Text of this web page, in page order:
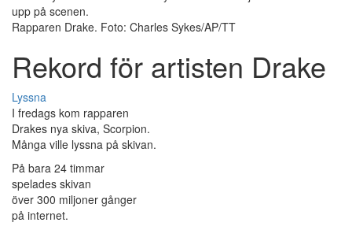
Rapparen Drake. Foto: Charles Sykes/AP/TT
Rekord för artisten Drake
Lyssna
I fredags kom rapparen
Drakes nya skiva, Scorpion.
Många ville lyssna på skivan.
På bara 24 timmar
spelades skivan
över 300 miljoner gånger
på internet.